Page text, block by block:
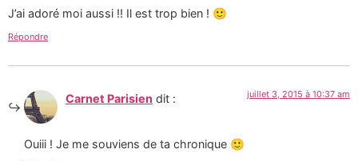
J’ai adoré moi aussi !! Il est trop bien ! 🙂
Répondre
Carnet Parisien dit : juillet 3, 2015 à 10:37 am
Ouiii ! Je me souviens de ta chronique 🙂